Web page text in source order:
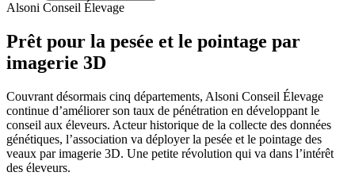
Alsoni Conseil Élevage
Prêt pour la pesée et le pointage par
imagerie 3D
Couvrant désormais cinq départements, Alsoni Conseil Élevage
continue d’améliorer son taux de pénétration en développant le
conseil aux éleveurs. Acteur historique de la collecte des données
génétiques, l’association va déployer la pesée et le pointage des
veaux par imagerie 3D. Une petite révolution qui va dans l’intérêt
des éleveurs.